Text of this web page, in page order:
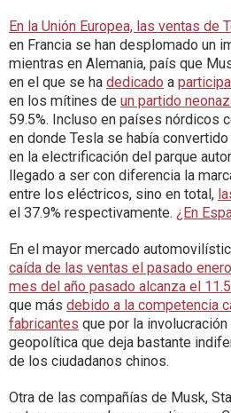
En la Unión Europea, las ventas de
en Francia se han desplomado un
mientras en Alemania, país que
en el que se ha dedicado a
en los mítines de un partido
59.5%. Incluso en países nórdicos
en donde Tesla se había
en la electrificación del parque
llegado a ser con diferencia la
entre los eléctricos, sino en total,
el 37.9% respectivamente. ¿En
En el mayor mercado
caída de las ventas el pasado
mes del año pasado alcanza el
que más debido a la competencia
fabricantes que por la
geopolítica que deja bastante
de los ciudadanos chinos.
Otra de las compañías de Musk,